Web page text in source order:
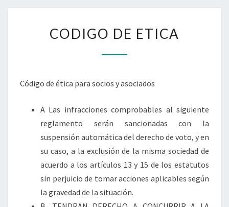
DE
CODIGO DE ETICA
Código de ética para socios y asociados
A Las infracciones comprobables al siguiente
reglamento serán sancionadas con la
suspensión automática del derecho de voto, y en
su caso, a la exclusión de la misma sociedad de
acuerdo a los artículos 13 y 15 de los estatutos
sin perjuicio de tomar acciones aplicables según
la gravedad de la situación.